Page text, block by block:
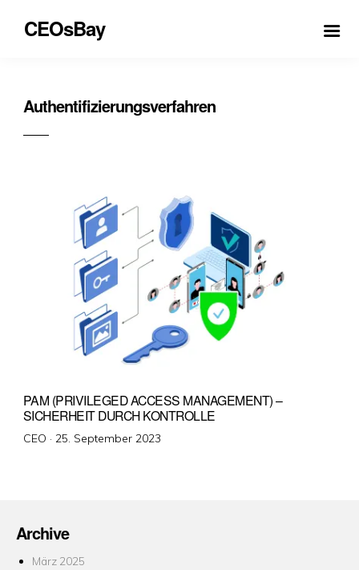
CEOsBay
Authentifizierungsverfahren
PAM (PRIVILEGED ACCESS MANAGEMENT) –
SICHERHEIT DURCH KONTROLLE
CEO · Veröffentlicht
25. September 2023
Archive
März 2025